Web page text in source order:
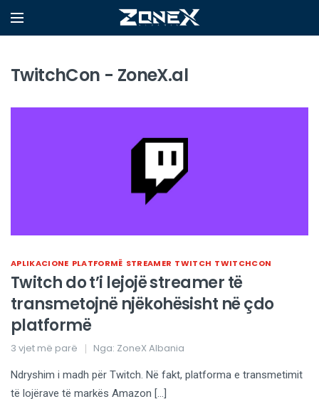
TwitchCon - ZoneX.al
APLIKACIONE PLATFORMË STREAMER TWITCH TWITCHCON
Twitch do t’i lejojë streamer të
transmetojnë njëkohësisht në çdo
platformë
3 vjet më parë Nga: ZoneX Albania
Ndryshim i madh për Twitch. Në fakt, platforma e transmetimit
të lojërave të markës Amazon […]